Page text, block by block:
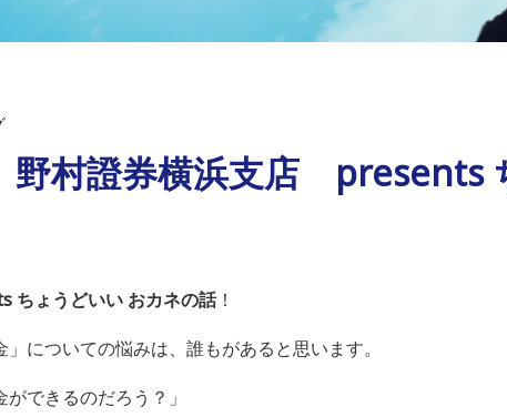
野村證券横浜支店 presents
ょうどいい おカネの話！
についての悩みは、誰もがあると思います。
できるのだろう？」